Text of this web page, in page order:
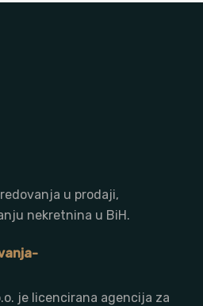
u prodaji,
nekretnina u BiH.
je licencirana agencija za